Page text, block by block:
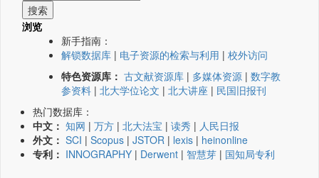
浏览
新手指南：
解锁数据库 | 电子资源的检索与利用 | 校外访问
特色资源库： 古文献资源库 | 多媒体资源 | 数字教
参资料 | 北大学位论文 | 北大讲座 | 民国旧报刊
热门数据库：
中文： 知网 | 万方 | 北大法宝 | 读秀 | 人民日报
外文： SCI | Scopus | JSTOR | lexis | heinonline
专利： INNOGRAPHY | Derwent | 智慧芽 | 国知局专利